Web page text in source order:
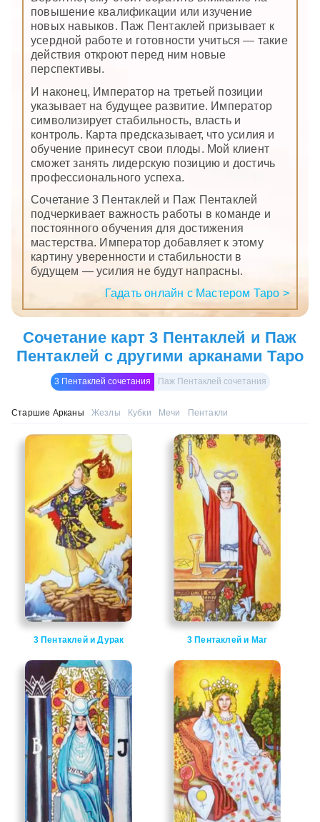
повышение квалификации или изучение
новых навыков. Паж Пентаклей призывает к
усердной работе и готовности учиться — такие
действия откроют перед ним новые
перспективы.
И наконец, Император на третьей позиции
указывает на будущее развитие. Император
символизирует стабильность, власть и
контроль. Карта предсказывает, что усилия и
обучение принесут свои плоды. Мой клиент
сможет занять лидерскую позицию и достичь
профессионального успеха.
Сочетание 3 Пентаклей и Паж Пентаклей
подчеркивает важность работы в команде и
постоянного обучения для достижения
мастерства. Император добавляет к этому
картину уверенности и стабильности в
будущем — усилия не будут напрасны.
Гадать онлайн с Мастером Таро >
Сочетание карт 3 Пентаклей и Паж
Пентаклей с другими арканами Таро
3 Пентаклей сочетания Паж Пентаклей сочетания
Старшие Арканы Жезлы Кубки Мечи Пентакли
3 Пентаклей и Дурак 3 Пентаклей и Маг